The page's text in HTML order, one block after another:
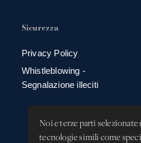
Noi e terze parti
tecnologie simili come
Sicurezza
Privacy Policy
Whistleblowing -
Segnalazione illeciti